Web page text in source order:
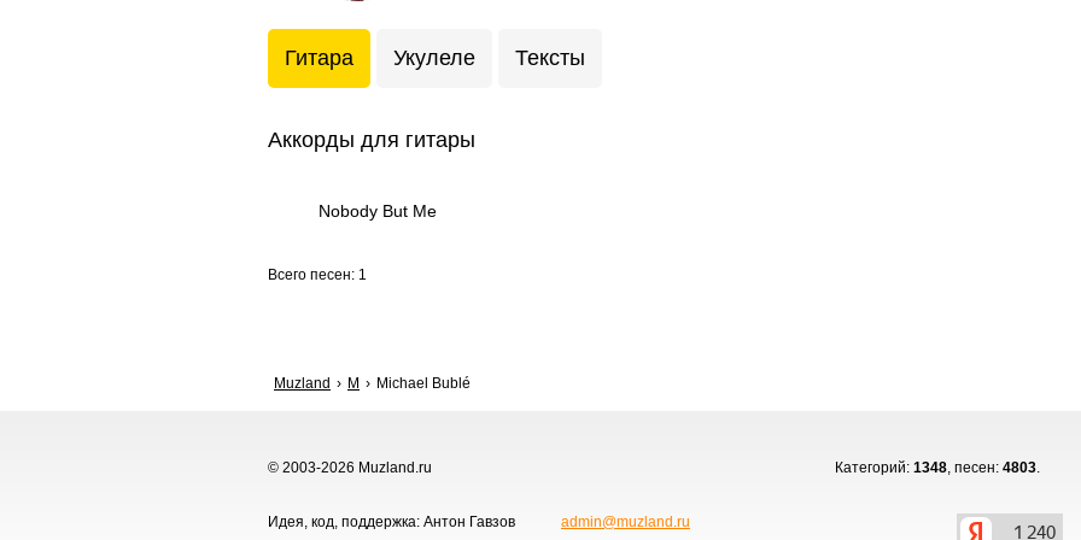
Гитара Укулеле Тексты
Аккорды для гитары
Nobody But Me
Всего песен: 1
Muzland M Michael Bublé
© 2003-2026 Muzland.ru Категорий: 1348, песен: 4803.
Идея, код, поддержка: Антон Гавзов
admin@muzland.ru